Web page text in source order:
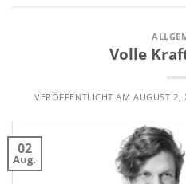
Volle
VERÖFFENTLICHT AMAUGUST 2,
02
Aug.